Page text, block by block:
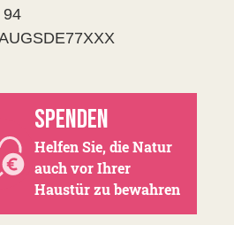
94
SPENDEN
Helfen Sie, die Natur
auch vor Ihrer
Haustür zu bewahren